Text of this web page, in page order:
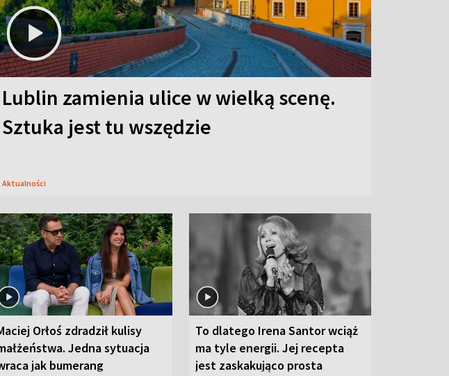
Lublin zamienia ulice w wielką scenę.
Sztuka jest tu wszędzie
Aktualności
Orłoś zdradził kulisy
Jedna sytuacja
jak bumerang
To dlatego Irena Santor wciąż
ma tyle energii. Jej recepta
jest zaskakująco prosta